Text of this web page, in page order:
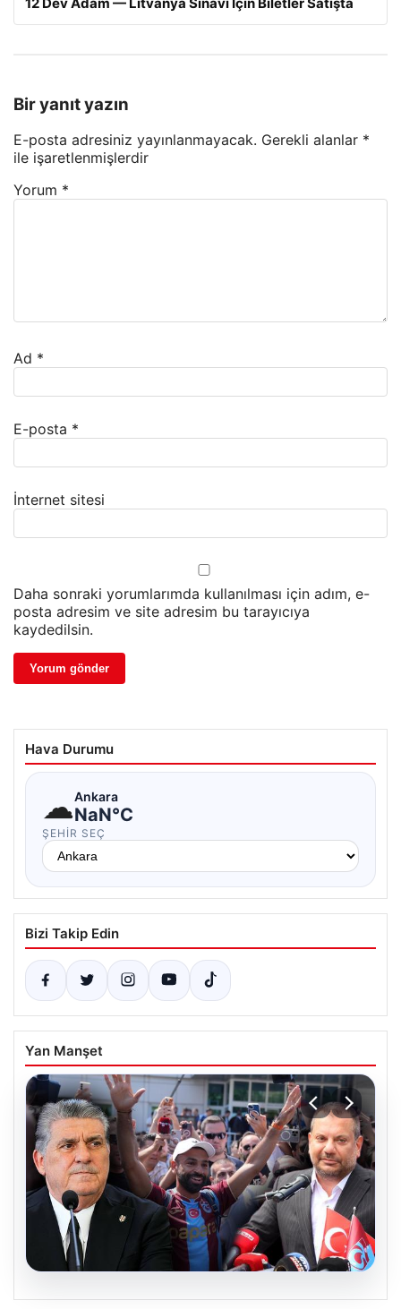
Bir yanıt yazın
E-posta adresiniz yayınlanmayacak. Gerekli alanlar *
ile işaretlenmişlerdir
Yorum *
Ad *
E-posta *
İnternet sitesi
Daha sonraki yorumlarımda kullanılması için adım, e-
posta adresim ve site adresim bu tarayıcıya
kaydedilsin.
Hava Durumu
☁Ankara
NaN°C
ŞEHIR SEÇ
Bizi Takip Edin
Yan Manşet